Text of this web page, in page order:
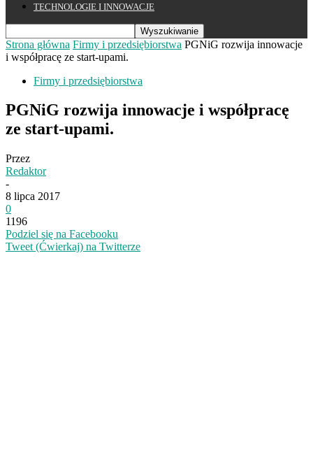
TECHNOLOGIE I INNOWACJE
Strona główna Firmy i przedsiębiorstwa PGNiG rozwija innowacje
i współpracę ze start-upami.
Firmy i przedsiębiorstwa
PGNiG rozwija innowacje i współpracę
ze start-upami.
Przez
Redaktor
-
8 lipca 2017
0
1196
Podziel się na Facebooku
Tweet (Ćwierkaj) na Twitterze